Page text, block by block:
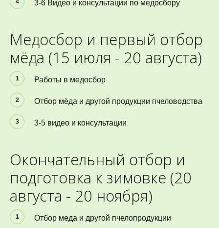
3-6 Видео и консультации по медосбору
Медосбор и первый отбор
мёда (15 июля - 20 августа)
Работы в медосбор
Отбор мёда и другой продукции пчеловодства
3-5 видео и консультации
Окончательный отбор и
подготовка к зимовке (20
августа - 20 ноября)
Отбор меда и другой пчелопродукции